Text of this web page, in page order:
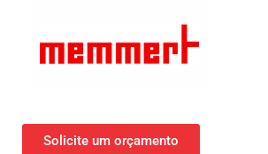
Solicite um orçamento